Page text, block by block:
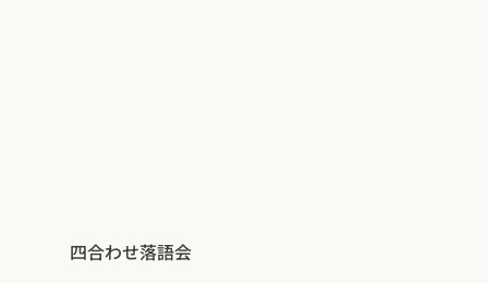
四合わせ落語会